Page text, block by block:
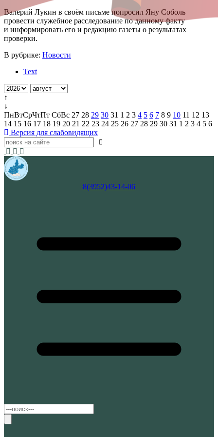
Валерий Лукин в своём письме попросил Яну Соболь
провести служебное расследование по данному факту
и информировать его и редакцию газеты о результатах
проверки.
В рубрике: Новости
Text
↑
↓
ПнВтСрЧтПт СбВс 27 28 29 30 31 1 2 3 4 5 6 7 8 9 10 11 12 13
14 15 16 17 18 19 20 21 22 23 24 25 26 27 28 29 30 31 1 2 3 4 5 6
Версия для слабовидящих
8(3952)43-14-06